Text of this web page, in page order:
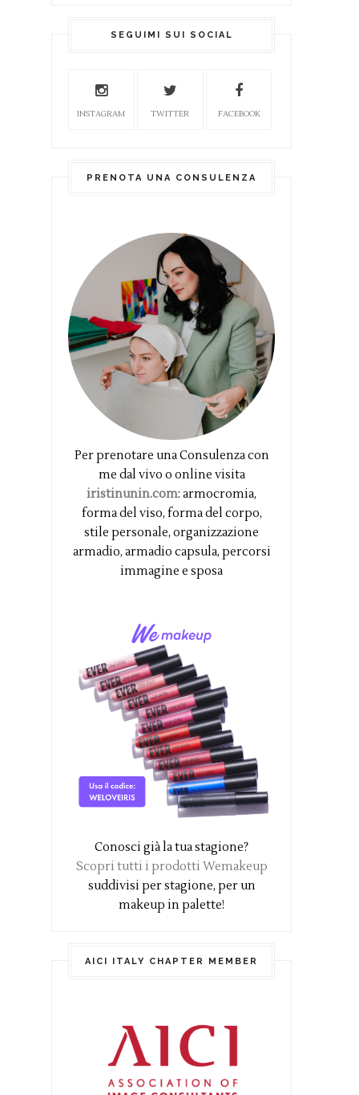
SEGUIMI SUI SOCIAL
INSTAGRAM TWITTER FACEBOOK
PRENOTA UNA CONSULENZA
Per prenotare una Consulenza con
me dal vivo o online visita
iristinunin.com: armocromia,
forma del viso, forma del corpo,
stile personale, organizzazione
armadio, armadio capsula, percorsi
immagine e sposa
Conosci già la tua stagione?
Scopri tutti i prodotti Wemakeup
suddivisi per stagione, per un
makeup in palette!
AICI ITALY CHAPTER MEMBER